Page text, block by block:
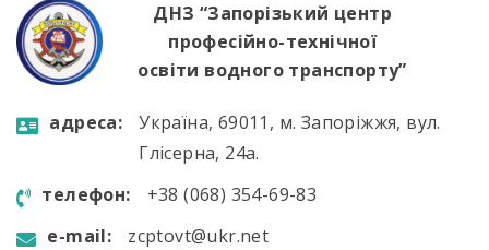
ДНЗ “Запорізький центр
професійно-технічної
освіти водного транспорту”
aдресa:
Україна, 69011, м. Запоріжжя, вул.
Глісерна, 24а.
телефон:
+38 (068) 354-69-83
e-mail:
zcptovt@ukr.net